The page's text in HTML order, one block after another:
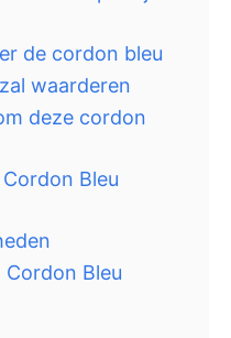
de cordon bleu
waarderen
deze cordon
Bleu
Bleu